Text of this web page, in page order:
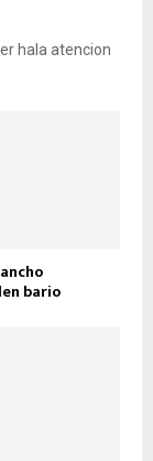
hala atencion
bario